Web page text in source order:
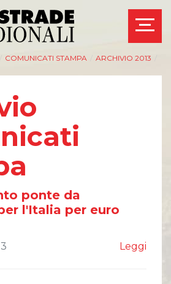
COMUNICATI STAMPA ARCHIVIO 2013
ponte da
l'Italia per euro
Leggi